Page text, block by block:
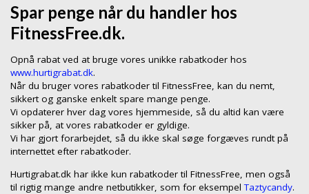
Spar penge når du handler hos
FitnessFree.dk.
Opnå rabat ved at bruge vores unikke rabatkoder hos
www.hurtigrabat.dk.
Når du bruger vores rabatkoder til FitnessFree, kan du nemt,
sikkert og ganske enkelt spare mange penge.
Vi opdaterer hver dag vores hjemmeside, så du altid kan være
sikker på, at vores rabatkoder er gyldige.
Vi har gjort forarbejdet, så du ikke skal søge forgæves rundt på
internettet efter rabatkoder.
Hurtigrabat.dk har ikke kun rabatkoder til FitnessFree, men også
til rigtig mange andre netbutikker, som for eksempelTaztycandy.